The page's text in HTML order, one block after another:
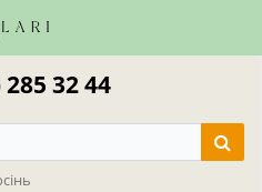
32 44